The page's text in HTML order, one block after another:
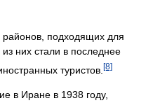
подходящих для
них стали в последнее
туристов. [8]
в Иране в 1938 году,